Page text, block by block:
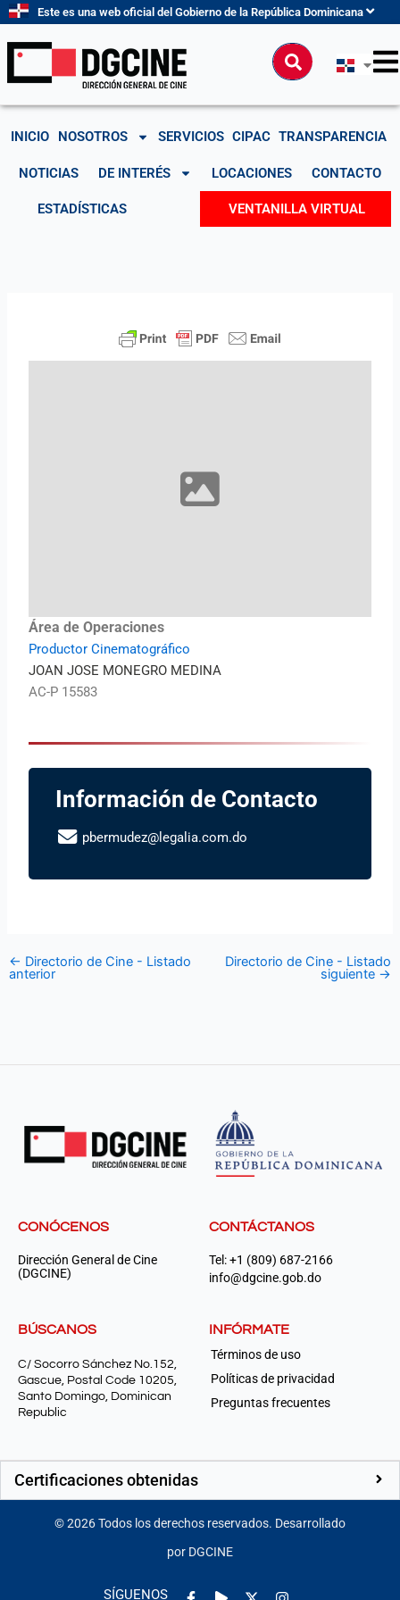
contenido
Este es una web oficial del Gobierno de la República Dominicana
Buscar
INICIO NOSOTROS SERVICIOS CIPAC TRANSPARENCIA
NOTICIAS DE INTERÉS LOCACIONES CONTACTO
ESTADÍSTICAS VENTANILLA VIRTUAL
Área de Operaciones
Productor Cinematográfico
JOAN JOSE MONEGRO MEDINA
AC-P 15583
Información de Contacto
pbermudez@legalia.com.do
← Directorio de Cine - Listado
anterior
Directorio de Cine - Listado
siguiente →
CONÓCENOS
Dirección General de Cine
(DGCINE)
CONTÁCTANOS
Tel: +1 (809) 687-2166
info@dgcine.gob.do
BÚSCANOS
C/ Socorro Sánchez No.152,
Gascue, Postal Code 10205,
Santo Domingo, Dominican
Republic
INFÓRMATE
Términos de uso
Políticas de privacidad
Preguntas frecuentes
Certificaciones obtenidas
©2026Todos los derechos reservados. Desarrollado
por DGCINE
SÍGUENOS
Facebook-
Play Instagram